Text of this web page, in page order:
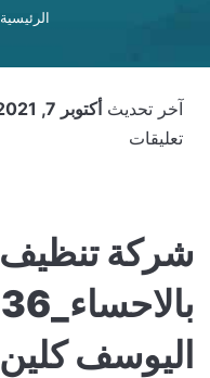
الرئيسية
آخر تحديثأكتوبر 7, 2021 , (
تعليقات
تنظيف
كلين